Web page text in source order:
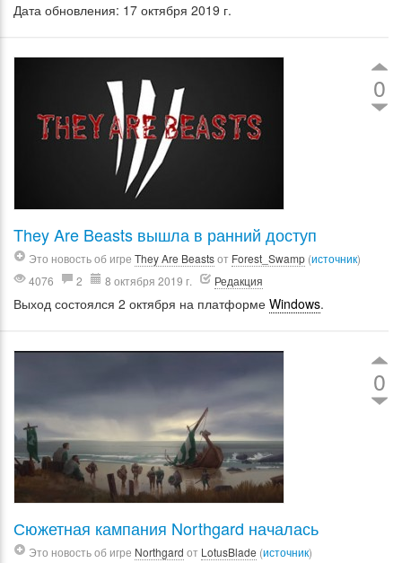
Дата обновления: 17 октября 2019 г.
0
They Are Beasts вышла в ранний доступ
Это новость об игре They Are Beastsот Forest_Swamp (источник)
4076
2 8 октября 2019 г. Редакция
Выход состоялся 2 октября на платформе Windows.
0
Сюжетная кампания Northgard началась
Это новость об игре Northgard от LotusBlade (источник)